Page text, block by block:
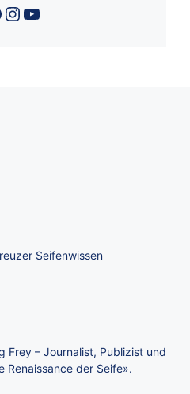
Instagram
YouTube
Frey – Journalist, Publizist und
Renaissance der Seife».